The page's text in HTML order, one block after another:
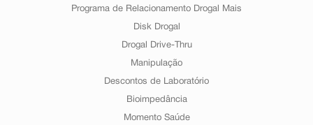
Programa de Relacionamento Drogal Mais
Disk Drogal
Drogal Drive-Thru
Manipulação
Descontos de Laboratório
Bioimpedância
Momento Saúde